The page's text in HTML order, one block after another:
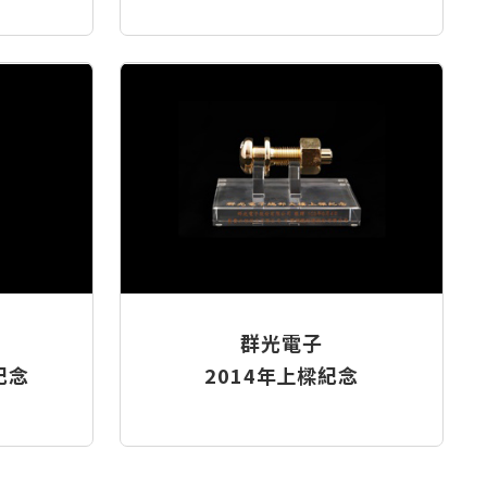
念
群光電子
2014年上樑紀念